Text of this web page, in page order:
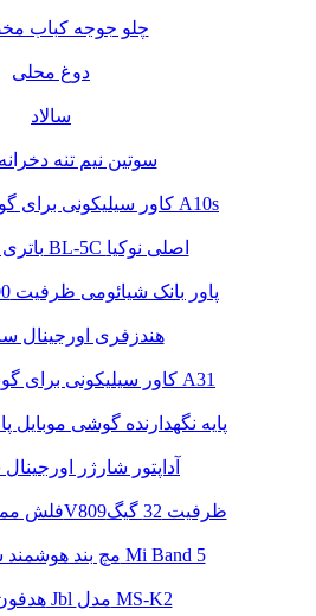
چلو جوجه کباب
دوغ محلی
سالاد
سوتین نیم تنه دخرانه
کاور سیلیکونی برای گوشی سامسونگ A10s
باتری لیتیوم یونی BL-5C اصلی نوکیا
پاور بانک شیائومی ظرفیت 10000 میلی آمپر
هندزفری اورجینال
کاور سیلیکونی برای گوشی سامسونگ A31
پایه نگهدارنده گوشی
آداپتور شارژر
فلش مموری وریتی مدلV809ظرفیت 32 گیگ
مچ بند هوشمند شیائومی مدل Mi Band 5
هدفون بی سیم Jbl مدل MS-K2